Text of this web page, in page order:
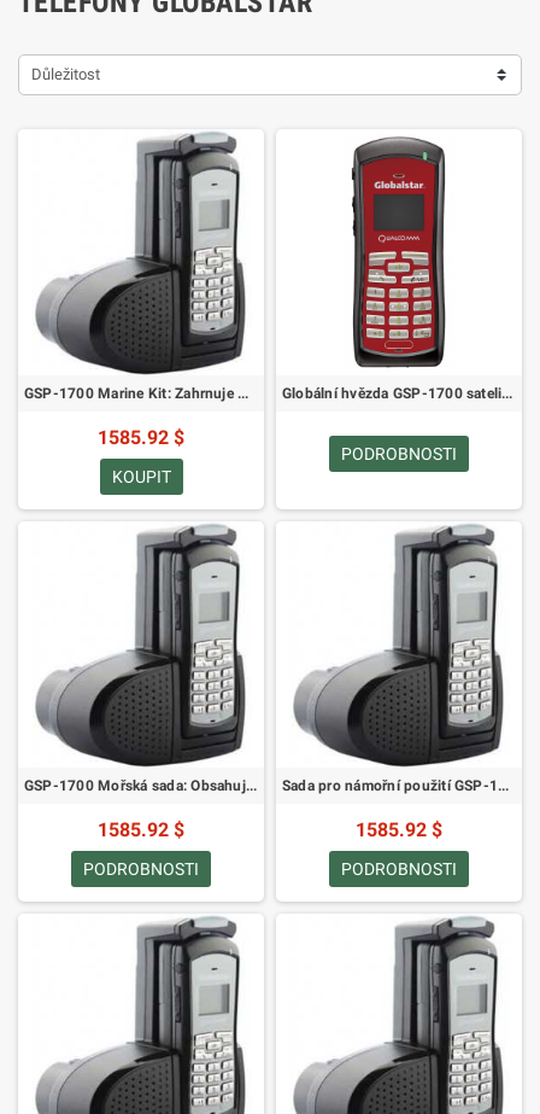
Důležitost
GSP-1700 Marine Kit: Zahrnuje GSP-1700C-EU, GIK-1700-MR, GIK-86-EXTEND, GPH-1700, GDC-1700-CBL, GDC-1700CD-EU
1585.92 $
KOUPIT
Globální hvězda GSP-1700 satelitní telefon
PODROBNOSTI
GSP-1700 Mořská sada: Obsahuje GSP-1700S-EU, GIK-1700-MR, GIK-32-EXTEND, GPH-1700, GDC-1700-CBL, GDC-1700CD-EU
1585.92 $
PODROBNOSTI
Sada pro námořní použití GSP-1700 obsahuje (GSP-1700S-EU, GIK-1700-MR, GIK-47-EXTEND, GPH-1700, GDC-1700-CBL, GDC-1700CD-EU)
1585.92 $
PODROBNOSTI